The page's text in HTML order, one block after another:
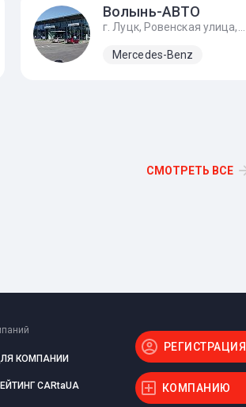
Opel Renault Volkswagen
Волынь-АВТО
Mercedes-Benz
СМОТРЕТЬ ВСЕ
КОМПАНИИ
CARtaUA
РЕГИСТРАЦИЯ
КОМПАНИЮ